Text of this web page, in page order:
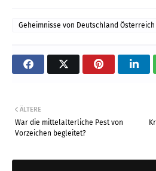
Geheimnisse von Deutschland
ÄLTERE
War die mittelalterliche Pest von
Vorzeichen begleitet?